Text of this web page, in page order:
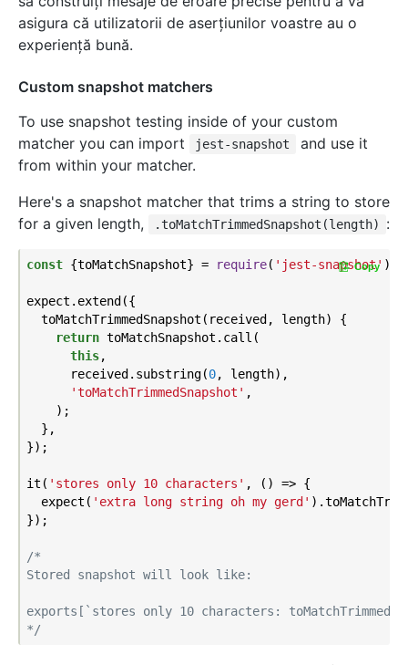
asigura că utilizatorii de aserțiunilor voastre au o
experienţă bună.
Custom snapshot matchers
To use snapshot testing inside of your custom
matcher you can import
jest-snapshot
and use it
from within your matcher.
Here's a snapshot matcher that trims a string to store
for a given length,
.toMatchTrimmedSnapshot(length) :
const {toMatchSnapshot} = require( 'jest-snapshot' );
expect.extend({
  toMatchTrimmedSnapshot(received, length) {
return toMatchSnapshot.call(
this,
      received.substring(
0, length),
'toMatchTrimmedSnapshot' ,
    );
  },
});
it( 'stores only 10 characters' , () => {
  expect(
'extra long string oh my gerd'
});
/*
Stored snapshot will look like:
exports[`stores only 10 characters:
*/
Copy